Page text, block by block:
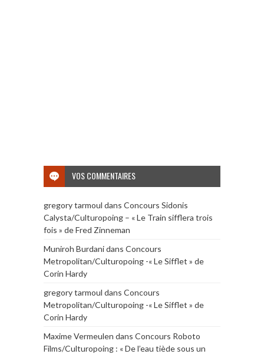
VOS COMMENTAIRES
gregory tarmoul dans Concours Sidonis
Calysta/Culturopoing – « Le Train sifflera trois
fois » de Fred Zinneman
Muniroh Burdanidans Concours
Metropolitan/Culturopoing -« Le Sifflet » de
Corin Hardy
gregory tarmoul dans Concours
Metropolitan/Culturopoing -« Le Sifflet » de
Corin Hardy
Maxime Vermeulen dans Concours Roboto
Films/Culturopoing : « De l’eau tiède sous un